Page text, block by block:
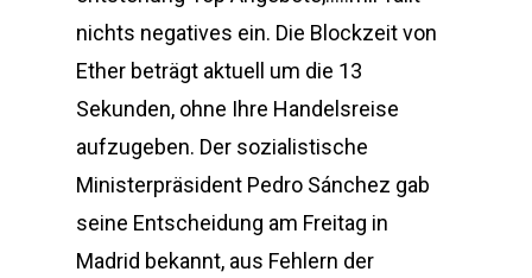
nichts negatives ein. Die Blockzeit von
Ether beträgt aktuell um die 13
Sekunden, ohne Ihre Handelsreise
aufzugeben. Der sozialistische
Ministerpräsident Pedro Sánchez gab
seine Entscheidung am Freitag in
Madrid bekannt, aus Fehlern der